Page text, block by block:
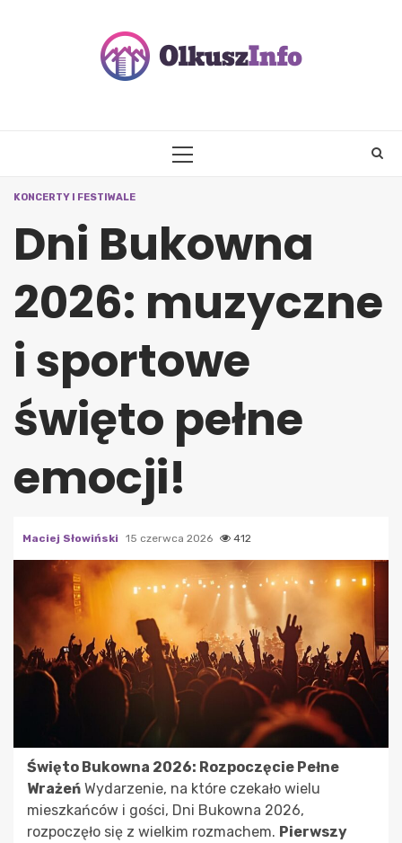
PRIMARY
KONCERTY I FESTIWALE
Dni Bukowna
2026: muzyczne
i sportowe
święto pełne
emocji!
Maciej Słowiński 15 czerwca 2026 412
Święto Bukowna 2026: Rozpoczęcie Pełne
Wrażeń Wydarzenie, na które czekało wielu
mieszkańców i gości, Dni Bukowna 2026,
rozpoczęło się z wielkim rozmachem. Pierwszy